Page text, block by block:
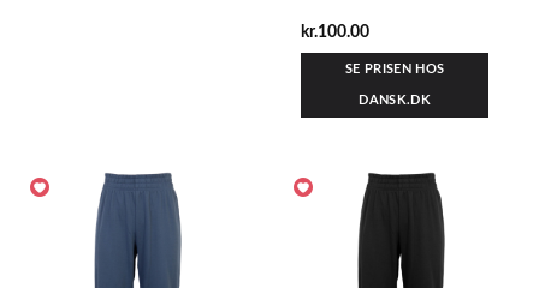
kr.100.00
SE PRISEN HOS
DANSK.DK